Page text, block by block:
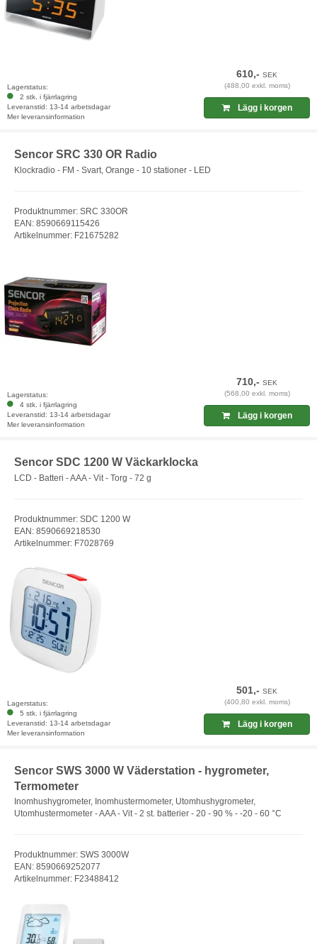
Lagerstatus:
2 stk. i fjärrlagring
Leveranstid: 13-14 arbetsdagar
Mer leveransinformation
610,-SEK
(488,00 exkl. moms)
Lägg i korgen
Sencor SRC 330 OR Radio
Klockradio - FM - Svart, Orange - 10 stationer - LED
Produktnummer: SRC 330OR
EAN: 8590669115426
Artikelnummer: F21675282
Lagerstatus:
4 stk. i fjärrlagring
Leveranstid: 13-14 arbetsdagar
Mer leveransinformation
710,-SEK
(568,00 exkl. moms)
Lägg i korgen
Sencor SDC 1200 W Väckarklocka
LCD - Batteri - AAA - Vit - Torg - 72 g
Produktnummer: SDC 1200 W
EAN: 8590669218530
Artikelnummer: F7028769
Lagerstatus:
5 stk. i fjärrlagring
Leveranstid: 13-14 arbetsdagar
Mer leveransinformation
501,-SEK
(400,80 exkl. moms)
Lägg i korgen
Sencor SWS 3000 W Väderstation - hygrometer,
Termometer
Inomhushygrometer, Inomhustermometer, Utomhushygrometer,
Utomhustermometer - AAA - Vit - 2 st. batterier - 20 - 90 % - -20 - 60 °C
Produktnummer: SWS 3000W
EAN: 8590669252077
Artikelnummer: F23488412